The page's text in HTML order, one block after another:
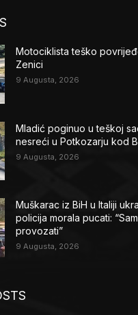
Motociklista teško
Zenici
9 Augusta, 2026
Mladić poginuo u teškoj
nesreći u Potkozarju kod
9 Augusta, 2026
Muškarac iz BiH u Italiji
policija morala pucati:
provozati”
9 Augusta, 2026